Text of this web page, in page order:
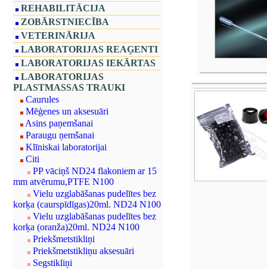
REHABILITĀCIJA
ZOBĀRSTNIECĪBA
VETERINĀRIJA
LABORATORIJAS REAĢENTI
LABORATORIJAS IEKĀRTAS
LABORATORIJAS
PLASTMASSAS TRAUKI
Caurules
Mēģenes un aksesuāri
Asins paņemšanai
Paraugu ņemšanai
Klīniskai laboratorijai
Citi
PP vāciņš ND24 flakoniem ar 15
mm atvērumu,PTFE N100
Vielu uzglabāšanas pudelītes bez
korķa (caurspīdīgas)20ml. ND24 N100
Vielu uzglabāšanas pudelītes bez
korķa (oranža)20ml. ND24 N100
Priekšmetstikliņi
Priekšmetstikliņu aksesuāri
Segstikliņi